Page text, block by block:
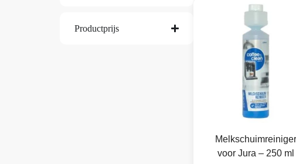
Productprijs
Melkschuimreiniger
voor Jura – 250 ml